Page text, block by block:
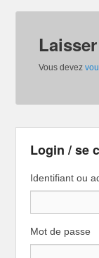
Vous devez
Login / se
Identifiant ou
Mot de passe